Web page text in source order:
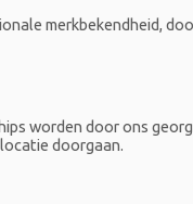
merkbekendheid,
worden door ons
doorgaan.